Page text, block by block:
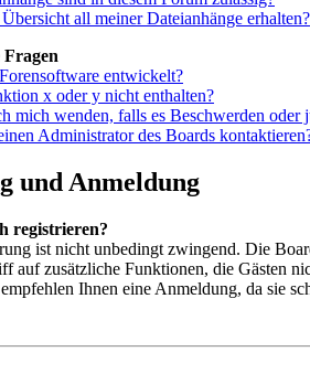
all meiner Dateianhänge erhalten?
entwickelt?
x oder y nicht enthalten?
mich wenden, falls es Beschwerden oder
Administrator des Boards
und Anmeldung
registrieren?
ist nicht unbedingt zwingend. Die
auf zusätzliche Funktionen, die Gästen
Ihnen eine Anmeldung, da sie